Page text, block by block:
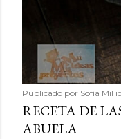
Publicado por Sofía Mil
RECETA DE
ABUELA